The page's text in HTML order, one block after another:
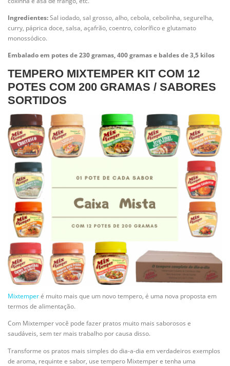
Ingredientes:Sal iodado, sal grosso, alho, cebola, cebolinha, segurelha,
curry, páprica doce, salsa, açafrão, coentro, colorífico e glutamato
monossódico.
Embalado em potes de 230 gramas, 400 gramas e baldes de 3,5 kilos
TEMPERO MIXTEMPER KIT COM 12
POTES COM 200 GRAMAS / SABORES
SORTIDOS
Mixtemperé muito mais que um novo tempero, é uma nova proposta em
termos de alimentação.
Com Mixtemper você pode fazer pratos muito mais saborosos e
saudáveis, sem ter mais trabalho por causa disso.
Transforme os pratos mais simples do dia-a-dia em verdadeiros exemplos
de aroma, requinte e sabor, use tempero Mixtemper e tenha uma